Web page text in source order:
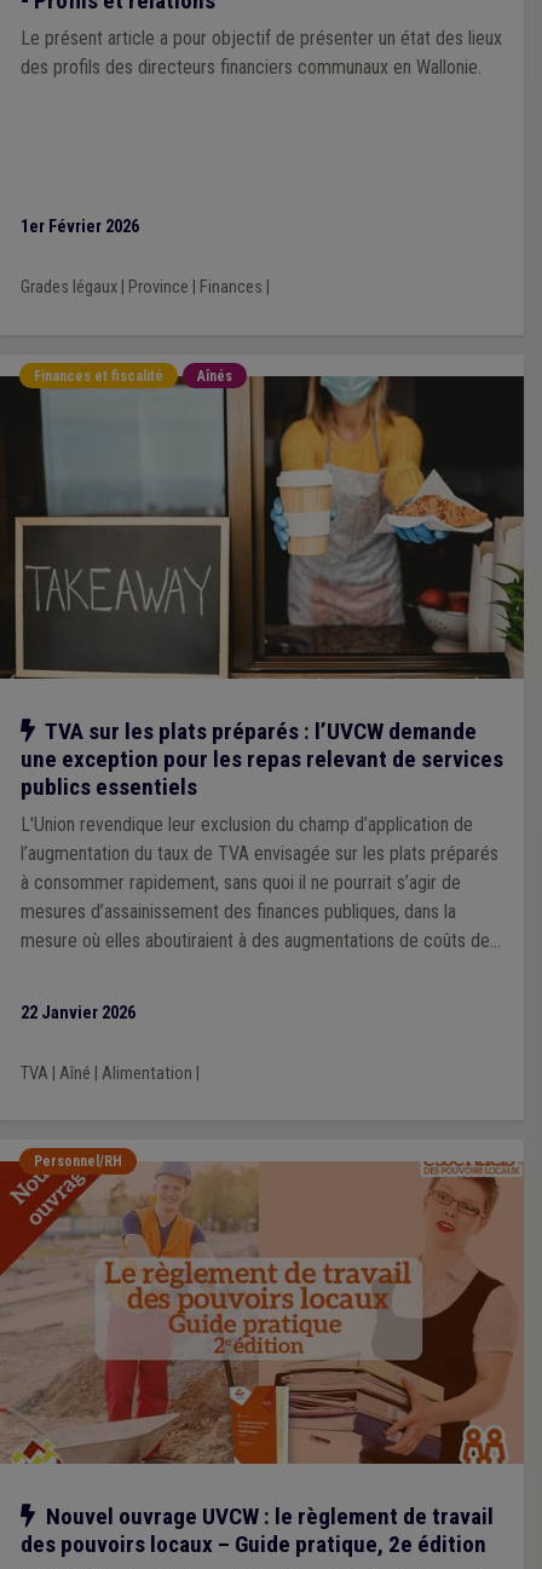
Le présent article a pour objectif de présenter un état des lieux
des profils des directeurs financiers communaux en Wallonie.
1er Février 2026
Grades légaux| Province Finances
Finances et fiscalité Aînés
Notre action
TVA sur les plats préparés : l’UVCW demande
une exception pour les repas relevant de services
publics essentiels
L'Union revendique leur exclusion du champ d’application de
l’augmentation du taux de TVA envisagée sur les plats préparés
à consommer rapidement, sans quoi il ne pourrait s’agir de
mesures d’assainissement des finances publiques, dans la
mesure où elles aboutiraient à des augmentations de coûts de
22 Janvier 2026
TVA Aîné Alimentation
Personnel/RH
Notre action
Nouvel ouvrage UVCW : le règlement de travail
des pouvoirs locaux – Guide pratique, 2e édition